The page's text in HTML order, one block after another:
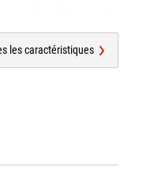
les caractéristiques